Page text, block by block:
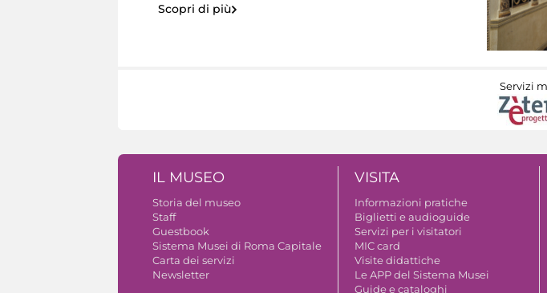
Scopri di più
Servizi
IL MUSEO
Storia del museo
Staff
Guestbook
Sistema Musei di Roma Capitale
Carta dei servizi
Newsletter
VISITA
Informazioni pratiche
Biglietti e audioguide
Servizi per i visitatori
MIC card
Visite didattiche
Le APP del Sistema Musei
Guide e cataloghi